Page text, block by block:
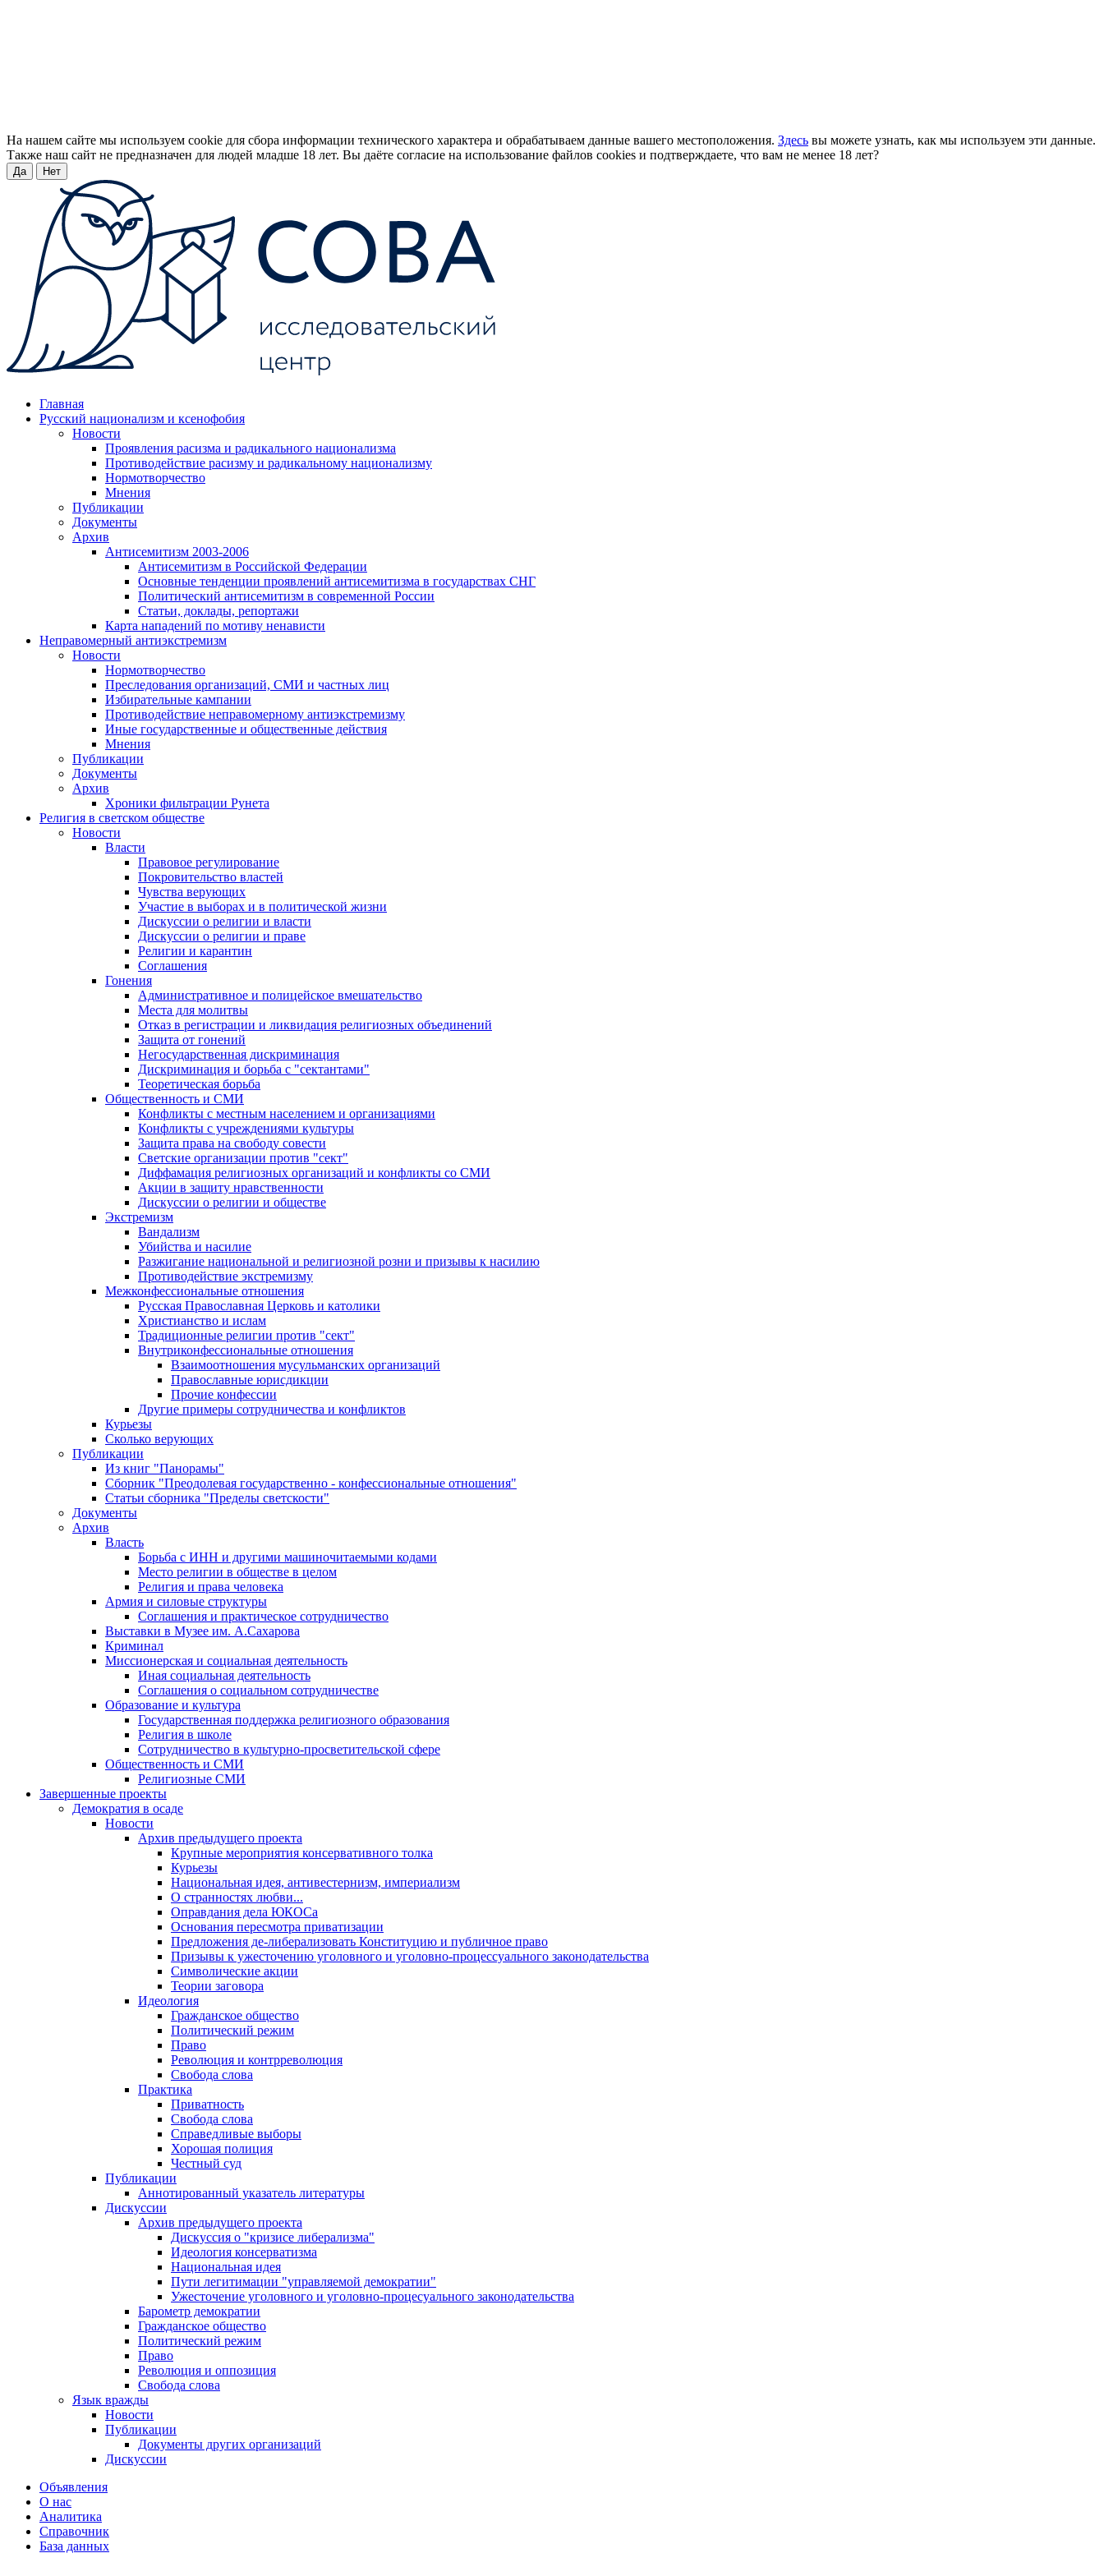
На нашем сайте мы используем cookie для сбора информации технического характера и обрабатываем данные вашего местоположения. Здесь вы можете узнать, как мы используем эти данные.
Также наш сайт не предназначен для людей младше 18 лет. Вы даёте согласие на использование файлов cookies и подтверждаете, что вам не менее 18 лет?
Да Нет
Главная
Русский национализм и ксенофобия
Новости
Проявления расизма и радикального национализма
Противодействие расизму и радикальному национализму
Нормотворчество
Мнения
Публикации
Документы
Архив
Антисемитизм 2003-2006
Антисемитизм в Российской Федерации
Основные тенденции проявлений антисемитизма в государствах СНГ
Политический антисемитизм в современной России
Статьи, доклады, репортажи
Карта нападений по мотиву ненависти
Неправомерный антиэкстремизм
Новости
Нормотворчество
Преследования организаций, СМИ и частных лиц
Избирательные кампании
Противодействие неправомерному антиэкстремизму
Иные государственные и общественные действия
Мнения
Публикации
Документы
Архив
Хроники фильтрации Рунета
Религия в светском обществе
Новости
Власти
Правовое регулирование
Покровительство властей
Чувства верующих
Участие в выборах и в политической жизни
Дискуссии о религии и власти
Дискуссии о религии и праве
Религии и карантин
Соглашения
Гонения
Административное и полицейское вмешательство
Места для молитвы
Отказ в регистрации и ликвидация религиозных объединений
Защита от гонений
Негосударственная дискриминация
Дискриминация и борьба с "сектантами"
Теоретическая борьба
Общественность и СМИ
Конфликты с местным населением и организациями
Конфликты с учреждениями культуры
Защита права на свободу совести
Светские организации против "сект"
Диффамация религиозных организаций и конфликты со СМИ
Акции в защиту нравственности
Дискуссии о религии и обществе
Экстремизм
Вандализм
Убийства и насилие
Разжигание национальной и религиозной розни и призывы к насилию
Противодействие экстремизму
Межконфессиональные отношения
Русская Православная Церковь и католики
Христианство и ислам
Традиционные религии против "сект"
Внутриконфессиональные отношения
Взаимоотношения мусульманских организаций
Православные юрисдикции
Прочие конфессии
Другие примеры сотрудничества и конфликтов
Курьезы
Сколько верующих
Публикации
Из книг "Панорамы"
Сборник "Преодолевая государственно - конфессиональные отношения"
Статьи сборника "Пределы светскости"
Документы
Архив
Власть
Борьба с ИНН и другими машиночитаемыми кодами
Место религии в обществе в целом
Религия и права человека
Армия и силовые структуры
Соглашения и практическое сотрудничество
Выставки в Музее им. А.Сахарова
Криминал
Миссионерская и социальная деятельность
Иная социальная деятельность
Соглашения о социальном сотрудничестве
Образование и культура
Государственная поддержка религиозного образования
Религия в школе
Сотрудничество в культурно-просветительской сфере
Общественность и СМИ
Религиозные СМИ
Завершенные проекты
Демократия в осаде
Новости
Архив предыдущего проекта
Крупные мероприятия консервативного толка
Курьезы
Национальная идея, антивестернизм, империализм
О странностях любви...
Оправдания дела ЮКОСа
Основания пересмотра приватизации
Предложения де-либерализовать Конституцию и публичное право
Призывы к ужесточению уголовного и уголовно-процессуального законодательства
Символические акции
Теории заговора
Идеология
Гражданское общество
Политический режим
Право
Революция и контрреволюция
Свобода слова
Практика
Приватность
Свобода слова
Справедливые выборы
Хорошая полиция
Честный суд
Публикации
Аннотированный указатель литературы
Дискуссии
Архив предыдущего проекта
Дискуссия о "кризисе либерализма"
Идеология консерватизма
Национальная идея
Пути легитимации "управляемой демократии"
Ужесточение уголовного и уголовно-процесуального законодательства
Барометр демократии
Гражданское общество
Политический режим
Право
Революция и оппозиция
Свобода слова
Язык вражды
Новости
Публикации
Документы других организаций
Дискуссии
Объявления
О нас
Аналитика
Справочник
База данных